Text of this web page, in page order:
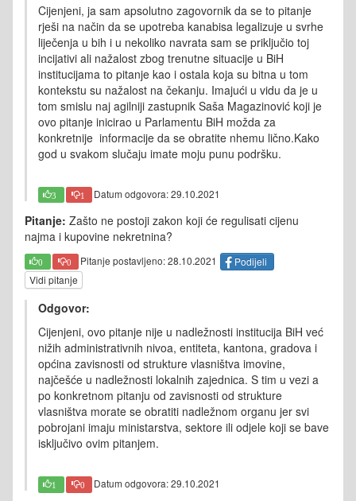
Cijenjeni, ja sam apsolutno zagovornik da se to pitanje
rješi na način da se upotreba kanabisa legalizuje u svrhe
liječenja u bih i u nekoliko navrata sam se priključio toj
incijativi ali nažalost zbog trenutne situacije u BiH
institucijama to pitanje kao i ostala koja su bitna u tom
kontekstu su nažalost na čekanju. Imajući u vidu da je u
tom smislu naj agilniji zastupnik Saša Magazinović koji je
ovo pitanje inicirao u Parlamentu BiH možda za
konkretnije informacije da se obratite nhemu lično.Kako
god u svakom slučaju imate moju punu podršku.
3 1 Datum odgovora: 29.10.2021
Pitanje: Zašto ne postoji zakon koji će regulisati cijenu
najma i kupovine nekretnina?
0 0 Pitanje postavljeno: 28.10.2021
Podijeli
Vidi pitanje
Odgovor:
Cijenjeni, ovo pitanje nije u nadležnosti institucija BiH već
nižih administrativnih nivoa, entiteta, kantona, gradova i
općina zavisnosti od strukture vlasništva imovine,
najčešće u nadležnosti lokalnih zajednica. S tim u vezi a
po konkretnom pitanju od zavisnosti od strukture
vlasništva morate se obratiti nadležnom organu jer svi
pobrojani imaju ministarstva, sektore ili odjele koji se bave
isključivo ovim pitanjem.
1 0 Datum odgovora: 29.10.2021